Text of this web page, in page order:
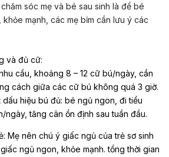
sóc mẹ và bé sau sinh là để bé
khỏe mạnh, các mẹ bỉm cần lưu ý các
và đủ cữ:
cầu, khoảng 8 – 12 cữ bú/ngày, cần
cách giữa các cữ bú không quá 3 giờ.
dấu hiệu bú đủ: bé ngủ ngon, đi tiểu
ngày, tăng cân ổn định sau tuần đầu.
Mẹ nên chú ý giấc ngủ của trẻ sơ sinh
ngủ ngon, khỏe mạnh. tổng thời gian